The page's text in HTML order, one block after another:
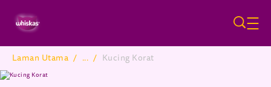
Breadcrumb
Laman Utama / ... / Kucing Korat